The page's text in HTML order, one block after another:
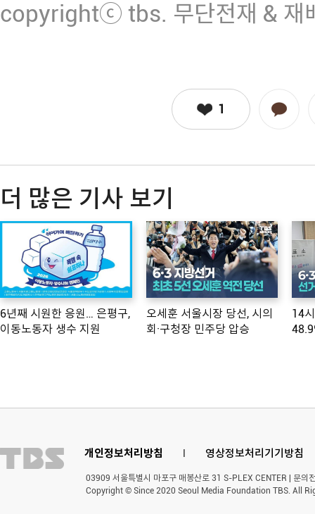
copyrightⓒ tbs. 무단전재 & 재
1
더 많은 기사 보기
6년째 시원한 응원… 은평구,
이동노동자 생수 지원
오세훈 서울시장 당선, 시의
회·구청장 민주당 압승
14
개인정보처리방침 l 영상정보처리기기방침
03909 서울특별시 마포구 매봉산로 31 S-PLEX CENTER | 문
Copyright © Since 2020 Seoul Media Foundation TBS. All